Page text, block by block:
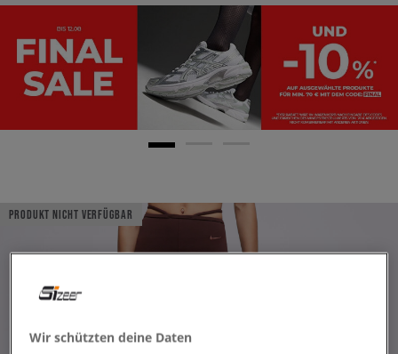
PRODUKT NICHT VERFÜGBAR
Wir schützten deine Daten